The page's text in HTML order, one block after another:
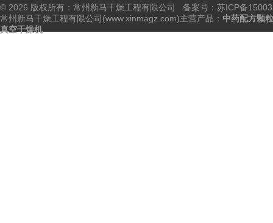
© 2026 版权所有：常州新马干燥工程有限公司 备案号： 苏ICP备
常州新马干燥工程有限公司(www.xinmagz.com)主营产品： 中药配方颗
真空干燥机